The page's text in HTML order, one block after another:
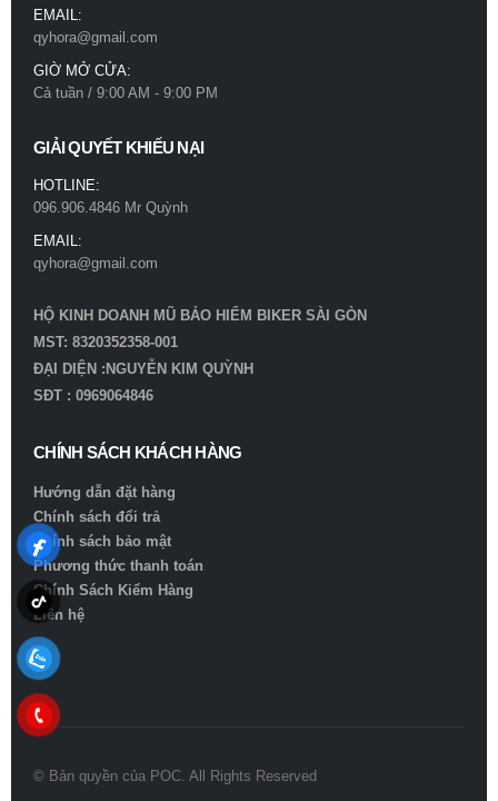
EMAIL:
qyhora@gmail.com
GIỜ MỞ CỬA:
Cả tuần / 9:00 AM - 9:00 PM
GIẢI QUYẾT KHIẾU NẠI
HOTLINE:
096.906.4846 Mr Quỳnh
EMAIL:
qyhora@gmail.com
HỘ KINH DOANH MŨ BẢO HIỂM BIKER SÀI GÒN
MST: 8320352358-001
ĐẠI DIỆN :NGUYỄN KIM QUỲNH
SĐT : 0969064846
CHÍNH SÁCH KHÁCH HÀNG
Hướng dẫn đặt hàng
Chính sách đổi trả
Chính sách bảo mật
Phương thức thanh toán
Chính Sách Kiểm Hàng
Liên hệ
© Bản quyền của POC. All Rights Reserved